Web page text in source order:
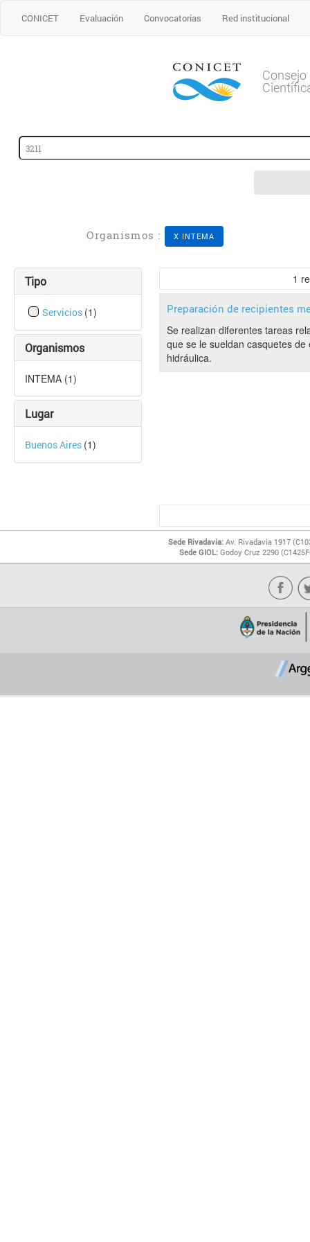
CONICET Evaluación Convocatorias Red institucional
Organismos : X INTEMA
Tipo
Servicios (1)
Organismos
INTEMA (1)
Lugar
Buenos Aires (1)
1
Preparación de recipientes
Se realizan diferentes tareas
que se le sueldan casquetes
hidráulica.
Sede Rivadavia: Av. Rivadavia 1917
Sede GIOL: Godoy Cruz 2290